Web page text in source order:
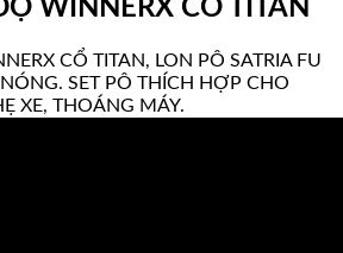
WINNERX CỔ TITAN
CỔ TITAN, LON PÔ SATRIA FU
SET PÔ THÍCH HỢP CHO
XE, THOÁNG MÁY.